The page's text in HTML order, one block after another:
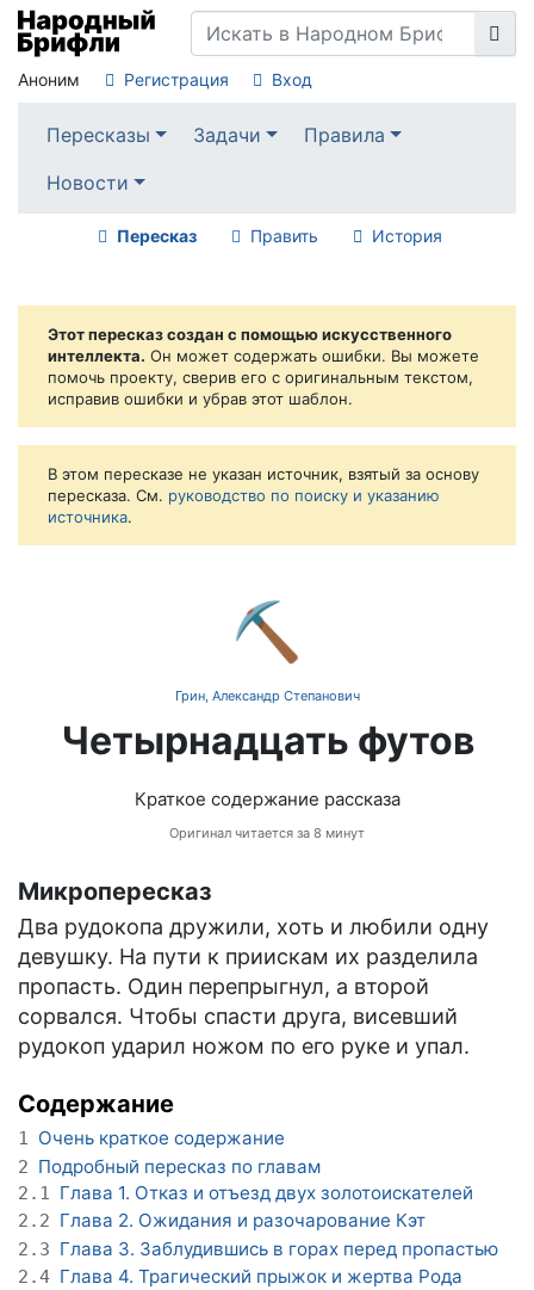
Аноним Регистрация Вход
Пересказы Задачи
Правила
Новости
Пересказ Править История
Этот пересказ создан с помощью искусственного
интеллекта. Он может содержать ошибки. Вы можете
помочь проекту, сверив его с оригинальным текстом,
исправив ошибки и убрав этот шаблон.
В этом пересказе не указан источник, взятый за основу
пересказа. См. руководство по поиску и указанию
источника.
⛏️
Грин, Александр Степанович
Четырнадцать футов
Краткое содержание рассказа
Оригинал читается за 8 минут
Микропересказ
Два рудокопа дружили, хоть и любили одну
девушку. На пути к приискам их разделила
пропасть. Один перепрыгнул, а второй
сорвался. Чтобы спасти друга, висевший
рудокоп ударил ножом по его руке и упал.
Содержание
1 Очень краткое содержание
2 Подробный пересказ по главам
2.1 Глава 1. Отказ и отъезд двух золотоискателей
2.2 Глава 2. Ожидания и разочарование Кэт
2.3 Глава 3. Заблудившись в горах перед пропастью
2.4 Глава 4. Трагический прыжок и жертва Рода